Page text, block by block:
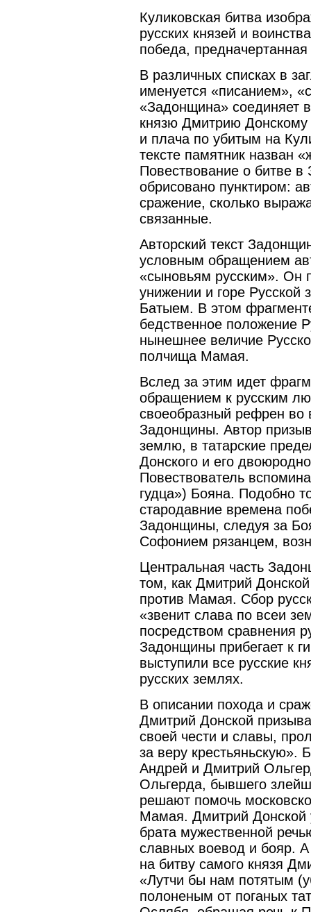
Куликовская битва
русских князей и
победа,
В различных списках в
именуется «писанием»,
«Задонщина» соединяет
князю Дмитрию Донскому
и плача по убитым на
тексте памятник назван
Повествование о битве
обрисовано пунктиром:
сражение, сколько
связанные.
Авторский текст
условным обращением
«сыновьям русским». Он
унижении и горе Русской
Батыем. В этом
бедственное положение
нынешнее величие
полчища Мамая.
Вслед за этим идет
обращением к русским
своеобразный рефрен во
Задонщины. Автор
землю, в татарские
Донского и его
Повествователь
гудца») Бояна. Подобно
стародавние времена
Задонщины, следуя за
Софонием рязанцем,
Центральная часть
том, как Дмитрий
против Мамая. Сбор
«звенит слава по всеи
посредством сравнения
Задонщины прибегает к
выступили все русские
русских землях.
В описании похода и
Дмитрий Донской
своей чести и славы,
за веру крестьяньскую».
Андрей и Дмитрий
Ольгерда, бывшего
решают помочь
Мамая. Дмитрий Донской
брата мужественной
славных воевод и бояр.
на битву самого князя
«Лутчи бы нам потятым
полоненым от поганых